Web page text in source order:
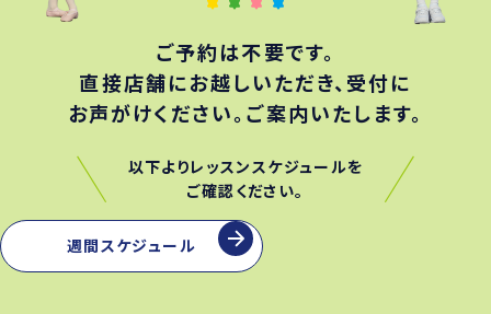
ご予約は不要です。
直接店舗にお越しいただき、受付に
お声がけください。ご案内いたします。
以下よりレッスンスケジュールを
ご確認ください。
週間スケジュール